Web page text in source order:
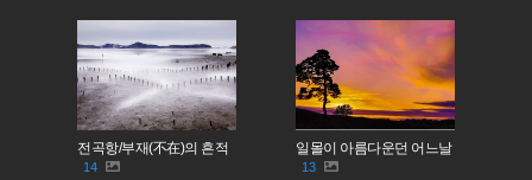
전곡항/부재(不在)의 흔적
14
일몰이 아름다운던 어느날
13